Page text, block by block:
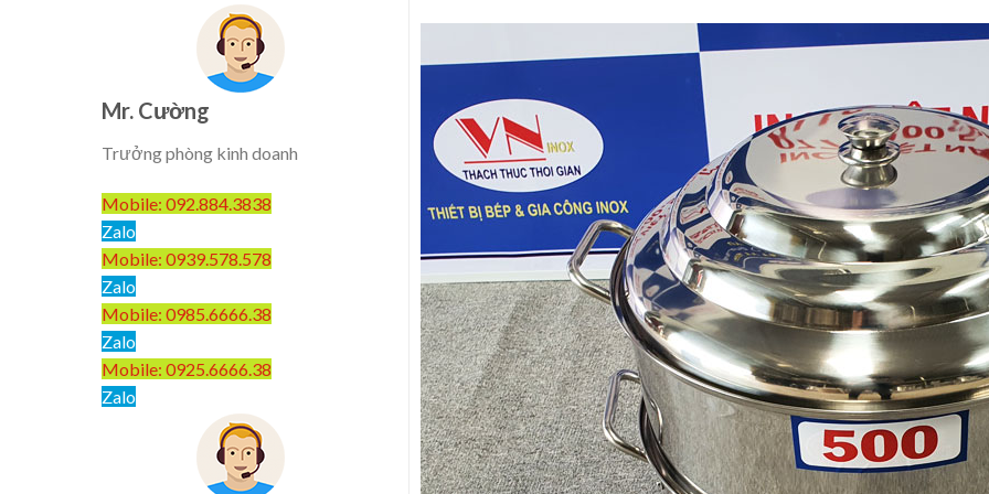
Mr. Cường
Trưởng phòng kinh doanh
Mobile: 092.884.3838
Zalo
Mobile: 0939.578.578
Zalo
Mobile: 0985.6666.38
Zalo
Mobile: 0925.6666.38
Zalo